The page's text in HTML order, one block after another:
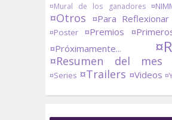
¤Mural de los ganadores
¤Otros ¤Para Reflexionar
¤Poster ¤Premios
¤Próximamente...
¤Resumen del mes
¤Series ¤Trailers ¤Videos